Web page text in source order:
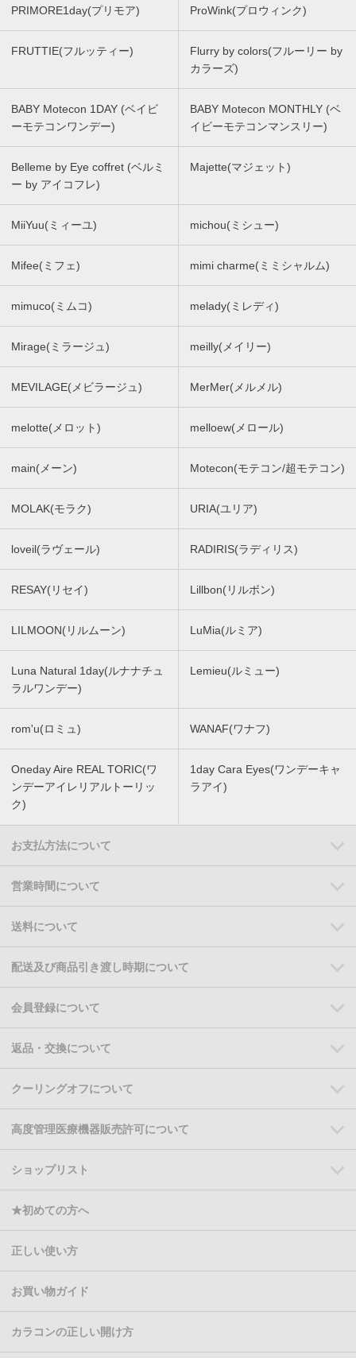
PRIMORE1day(プリモア) ProWink(プロウィンク)
FRUTTIE(フルッティー)
Flurry by colors(フルーリー by
カラーズ)
BABY Motecon 1DAY (ベイビ
ーモテコンワンデー)
BABY Motecon MONTHLY (ベ
イビーモテコンマンスリー)
Belleme by Eye coffret (ベルミ
ー by アイコフレ)
Majette(マジェット)
MiiYuu(ミィーユ) michou(ミシュー)
Mifee(ミフェ) mimi charme(ミミシャルム)
mimuco(ミムコ) melady(ミレディ)
Mirage(ミラージュ) meilly(メイリー)
MEVILAGE(メビラージュ) MerMer(メルメル)
melotte(メロット) melloew(メロール)
main(メーン) Motecon(モテコン/超モテコン)
MOLAK(モラク) URIA(ユリア)
loveil(ラヴェール) RADIRIS(ラディリス)
RESAY(リセイ) Lillbon(リルボン)
LILMOON(リルムーン) LuMia(ルミア)
Luna Natural 1day(ルナナチュ
ラルワンデー)
Lemieu(ルミュー)
rom'u(ロミュ) WANAF(ワナフ)
Oneday Aire REAL TORIC(ワ
ンデーアイレリアルトーリッ
ク)
1day Cara Eyes(ワンデーキャ
ラアイ)
お支払方法について
営業時間について
送料について
配送及び商品引き渡し時期について
会員登録について
返品・交換について
クーリングオフについて
高度管理医療機器販売許可について
ショップリスト
★初めての方へ
正しい使い方
お買い物ガイド
カラコンの正しい開け方